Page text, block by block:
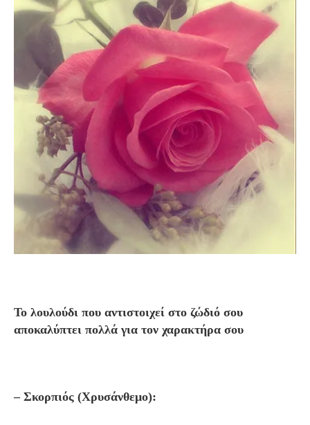
Το λουλούδι που αντιστοιχεί στο ζώδιό σου
αποκαλύπτει πολλά για τον χαρακτήρα σου
– Σκορπιός (Χρυσάνθεμο):